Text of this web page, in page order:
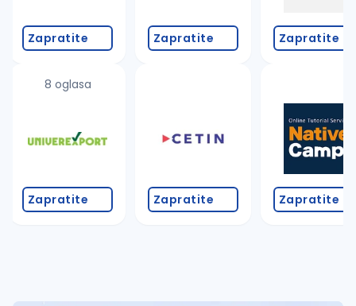
promenite odabrane filtere pretrage
Zapratite
8 oglasa
Zapratite
Zapratite
Zapratite
Zapratite
Zapratite